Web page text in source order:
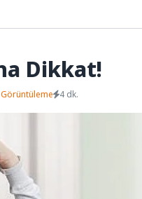
Dikkat!
4 dk.